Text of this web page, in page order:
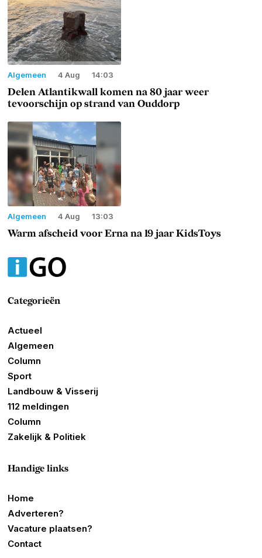
Algemeen 4 Aug 14:03
Delen Atlantikwall komen na 80 jaar weer
tevoorschijn op strand van Ouddorp
Algemeen 4 Aug 13:03
Warm afscheid voor Erna na 19 jaar KidsToys
Categorieën
Actueel
Algemeen
Column
Sport
Landbouw & Visserij
112 meldingen
Column
Zakelijk & Politiek
Handige links
Home
Adverteren?
Vacature plaatsen?
Contact